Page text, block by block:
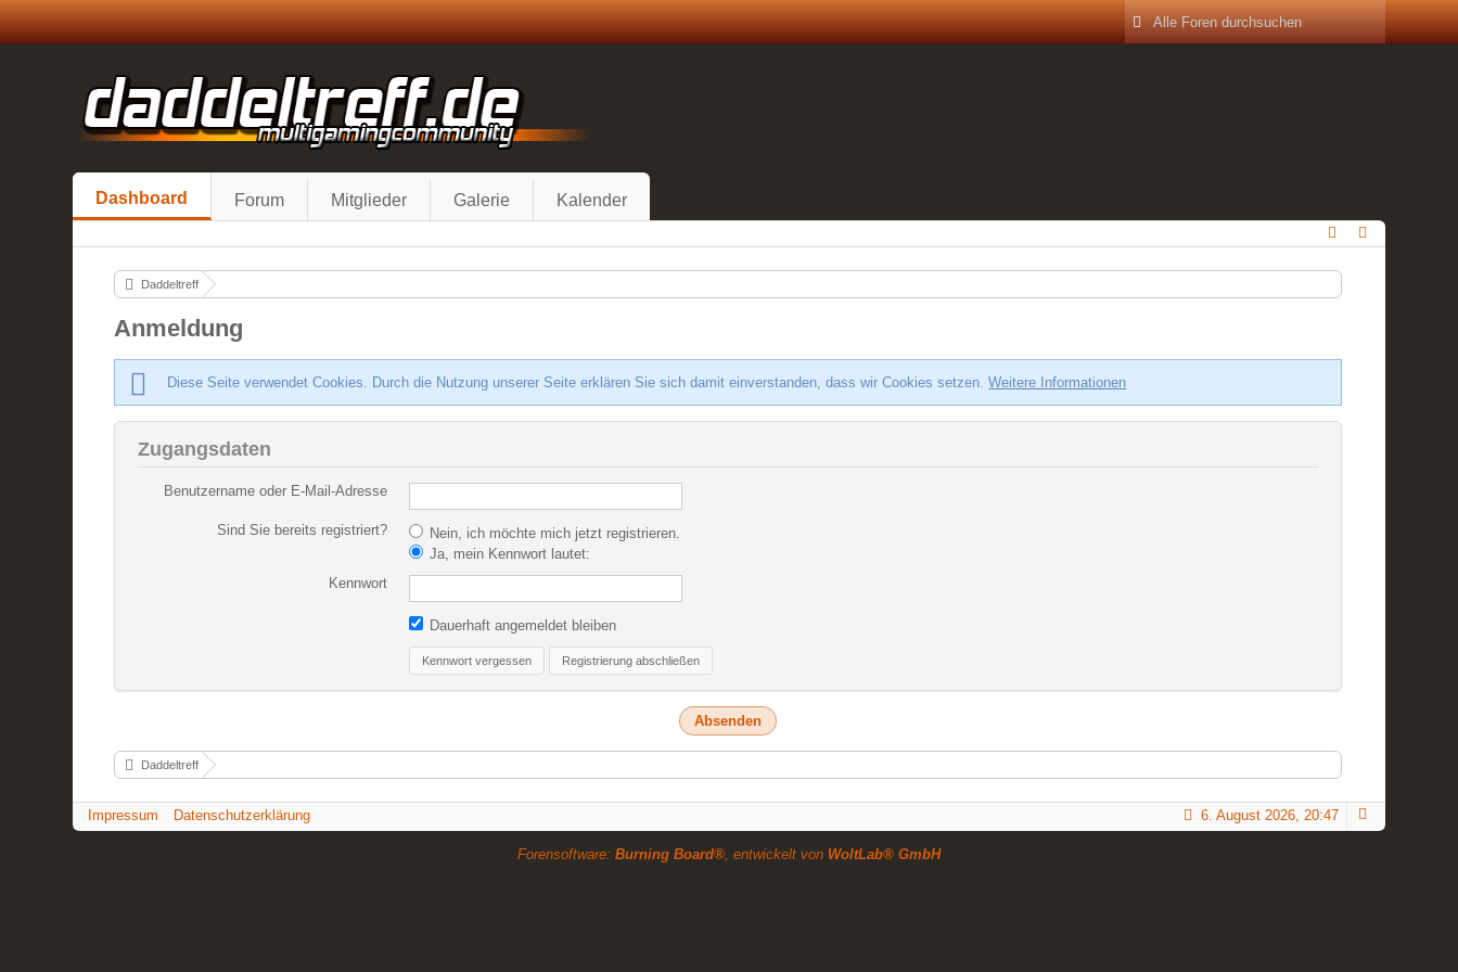
Dashboard Forum Mitglieder Galerie Kalender
Daddeltreff
Anmeldung
Diese Seite verwendet Cookies. Durch die Nutzung unserer Seite erklären Sie sich damit einverstanden, dass wir Cookies setzen.Weitere Informationen
Zugangsdaten
Benutzername oder E-Mail-Adresse
Sind Sie bereits registriert?
Nein, ich möchte mich jetzt registrieren.
Ja, mein Kennwort lautet:
Kennwort
Dauerhaft angemeldet bleiben
Kennwort vergessen Registrierung abschließen
Daddeltreff
Impressum Datenschutzerklärung 6. August 2026, 20:47
Forensoftware: Burning Board®, entwickelt von WoltLab® GmbH